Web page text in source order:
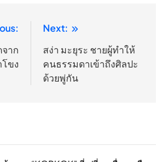
จาก
ขง
Next:
สง่า มะยุระ ชายผู้ทำให้
คนธรรมดาเข้าถึงศิลปะ
ด้วยพู่กัน